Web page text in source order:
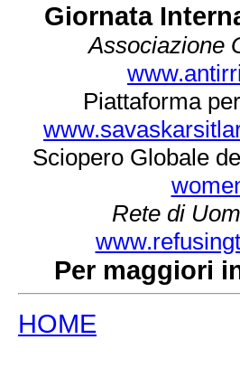
Giornata
Associazione
Piattaforma
Sciopero Globale
Rete di
Per maggiori
HOME